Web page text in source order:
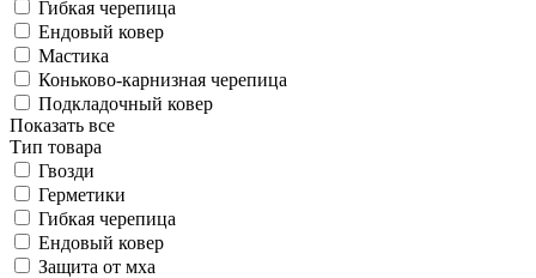
Гибкая черепица
Ендовый ковер
Мастика
Коньково-карнизная черепица
Подкладочный ковер
Показать все
Тип товара
Гвозди
Герметики
Гибкая черепица
Ендовый ковер
Защита от мха